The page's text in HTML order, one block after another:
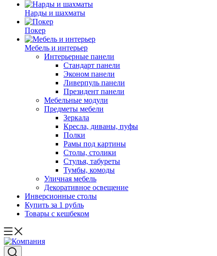
Нарды и шахматы
Покер
Мебель и интерьер
Интерьерные панели
Стандарт панели
Эконом панели
Ливерпуль панели
Президент панели
Мебельные модули
Предметы мебели
Зеркала
Кресла, диваны, пуфы
Полки
Рамы под картины
Столы, столики
Стулья, табуреты
Тумбы, комоды
Уличная мебель
Декоративное освещение
Инверсионные столы
Купить за 1 рубль
Товары с кешбеком